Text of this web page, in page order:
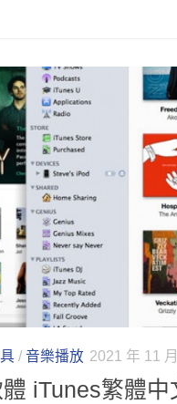
/ 音樂播放 2021 年 11
iTunes繁體中